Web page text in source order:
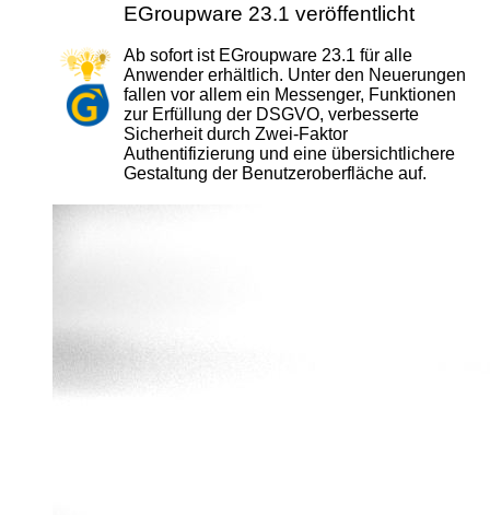
EGroupware 23.1 veröffentlicht
Ab sofort ist EGroupware 23.1 für alle
Anwender erhältlich. Unter den Neuerungen
fallen vor allem ein Messenger, Funktionen
zur Erfüllung der DSGVO, verbesserte
Sicherheit durch Zwei-Faktor
Authentifizierung und eine übersichtlichere
Gestaltung der Benutzeroberfläche auf.